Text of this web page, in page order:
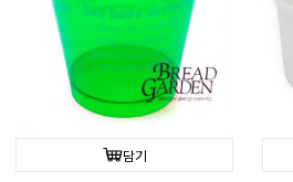
담기